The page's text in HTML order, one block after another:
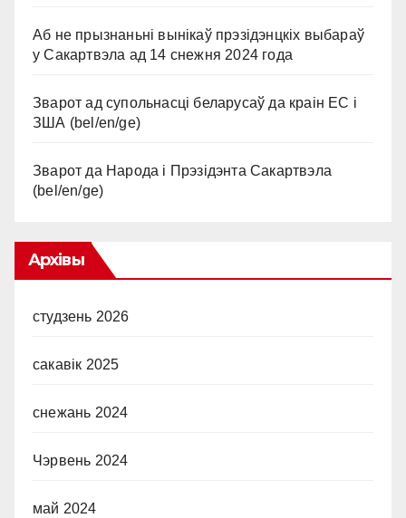
Аб не прызнаньні вынікаў прэзідэнцкіх выбараў
у Сакартвэла ад 14 снежня 2024 года
Зварот ад супольнасці беларусаў да краін ЕС і
ЗША (bel/en/ge)
Зварот да Народа і Прэзідэнта Сакартвэла
(bel/en/ge)
Архівы
студзень 2026
сакавік 2025
снежань 2024
Чэрвень 2024
май 2024